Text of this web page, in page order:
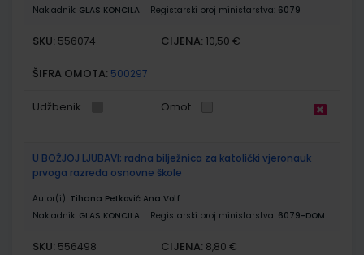
Nakladnik: GLAS KONCILA Registarski broj ministarstva: 6079
SKU: 556074 CIJENA: 10,50 €
ŠIFRA OMOTA: 500297
Udžbenik Omot
U BOŽJOJ LJUBAVI; radna bilježnica za katolički vjeronauk
prvoga razreda osnovne škole
Autor(i): Tihana Petković Ana Volf
Nakladnik: GLAS KONCILA Registarski broj ministarstva: 6079-DOM
SKU: 556498 CIJENA: 8,80 €